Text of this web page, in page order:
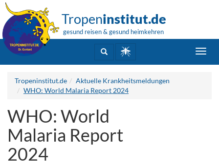
Tropeninstitut.de
gesund reisen & gesund heimkehren
Tropeninstitut.de
Aktuelle Krankheitsmeldungen
WHO: World Malaria Report 2024
WHO: World
Malaria Report
2024